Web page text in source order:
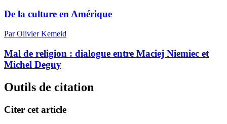
De la culture en Amérique
Par Olivier Kemeid
Mal de religion : dialogue entre Maciej Niemiec et
Michel Deguy
Outils de citation
Citer cet article